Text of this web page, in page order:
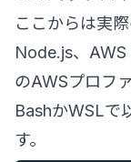
ここからは実
Node.js、
のAWSプロフ
BashかWSLで
す。